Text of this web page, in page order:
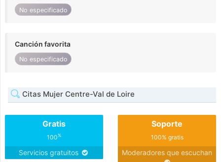
No especificado
Canción favorita
No especificado
Citas Mujer Centre-Val de Loire
Gratis
100%
Servicios gratuitos
Soporte
100% gratis
Moderadores que escuchan